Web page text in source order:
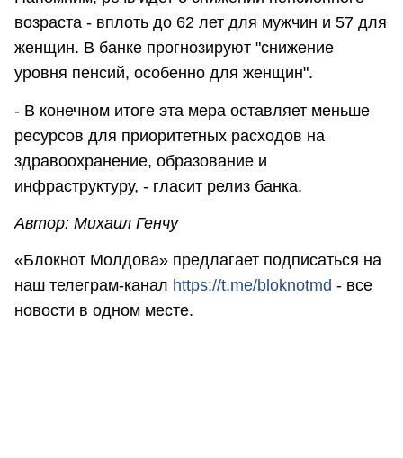
возраста - вплоть до 62 лет для мужчин и 57 для
женщин. В банке прогнозируют "снижение
уровня пенсий, особенно для женщин".
- В конечном итоге эта мера оставляет меньше
ресурсов для приоритетных расходов на
здравоохранение, образование и
инфраструктуру, - гласит релиз банка.
Автор: Михаил Генчу
«Блокнот Молдова» предлагает подписаться на
наш телеграм-канал https://t.me/bloknotmd - все
новости в одном месте.